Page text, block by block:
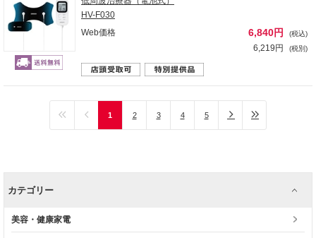
HV-F030
Web価格
6,840円 (税込)
6,219円 (税別)
1 2 3 4 5
カテゴリー
美容・健康家電